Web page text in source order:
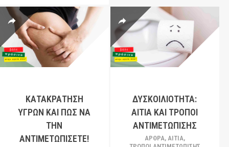
ΚΑΤΑΚΡΆΤΗΣΗ
ΥΓΡΏΝ ΚΑΙ ΠΩΣ ΝΑ
ΤΗΝ
ΑΝΤΙΜΕΤΩΠΊΣΕΤΕ!
ΔΥΣΚΟΙΛΙΌΤΗΤΑ:
ΑΊΤΙΑ ΚΑΙ ΤΡΌΠΟΙ
ΑΝΤΙΜΕΤΏΠΙΣΗΣ
ΆΡΘΡΑ, ΑΊΤΙΑ,